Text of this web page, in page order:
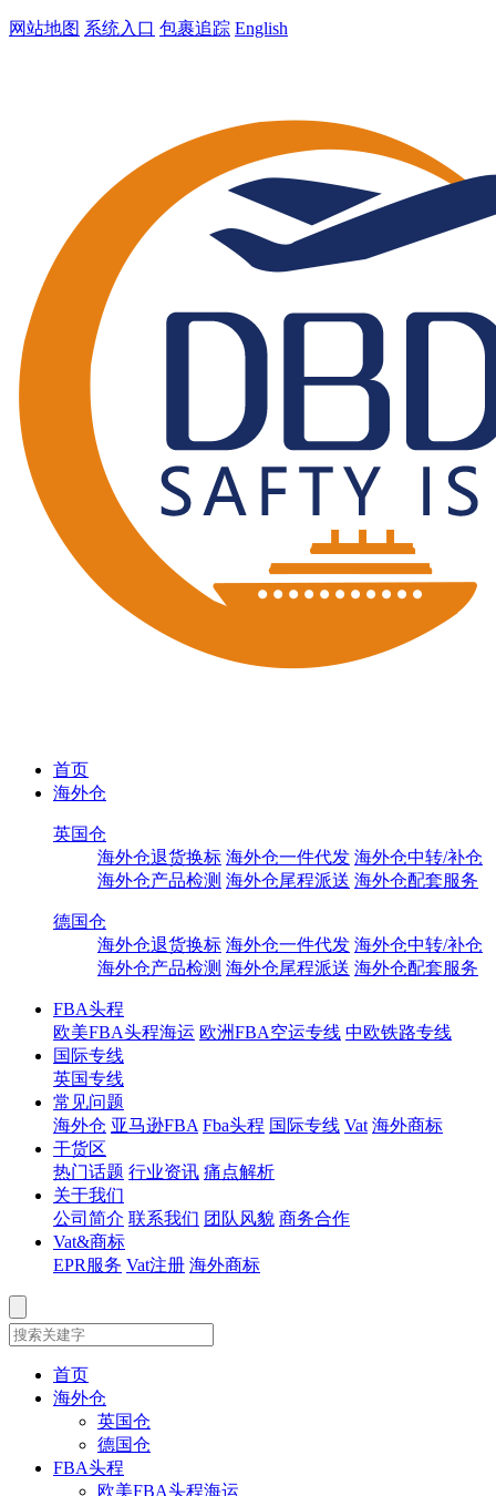
网站地图 系统入口 包裹追踪 English
首页
海外仓
英国仓
海外仓退货换标 海外仓一件代发 海外仓中转/补仓
海外仓产品检测 海外仓尾程派送 海外仓配套服务
德国仓
海外仓退货换标 海外仓一件代发 海外仓中转/补仓
海外仓产品检测 海外仓尾程派送 海外仓配套服务
FBA头程
欧美FBA头程海运 欧洲FBA空运专线 中欧铁路专线
国际专线
英国专线
常见问题
海外仓 亚马逊FBA Fba头程 国际专线 Vat 海外商标
干货区
热门话题 行业资讯 痛点解析
关于我们
公司简介 联系我们 团队风貌 商务合作
Vat&商标
EPR服务 Vat注册 海外商标
首页
海外仓
英国仓
德国仓
FBA头程
欧美FBA头程海运